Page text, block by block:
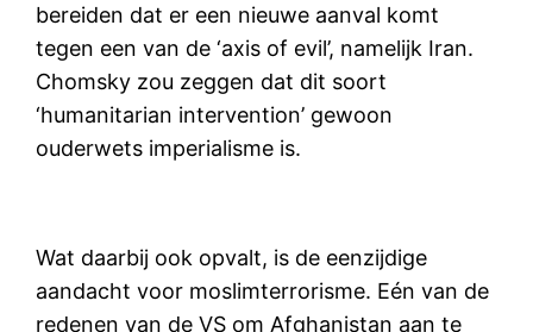
bereiden dat er een nieuwe aanval komt
tegen een van de ‘axis of evil’, namelijk Iran.
Chomsky zou zeggen dat dit soort
‘humanitarian intervention’ gewoon
ouderwets imperialisme is.
Wat daarbij ook opvalt, is de eenzijdige
aandacht voor moslimterrorisme. Eén van de
redenen van de VS om Afghanistan aan te